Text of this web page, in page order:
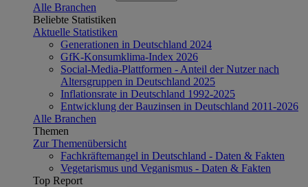
Alle Branchen
Beliebte Statistiken
Aktuelle Statistiken
Generationen in Deutschland 2024
GfK-Konsumklima-Index 2026
Social-Media-Plattformen - Anteil der Nutzer nach
Altersgruppen in Deutschland 2025
Inflationsrate in Deutschland 1992-2025
Entwicklung der Bauzinsen in Deutschland 2011-2026
Alle Branchen
Themen
Zur Themenübersicht
Fachkräftemangel in Deutschland - Daten & Fakten
Vegetarismus und Veganismus - Daten & Fakten
Top Report